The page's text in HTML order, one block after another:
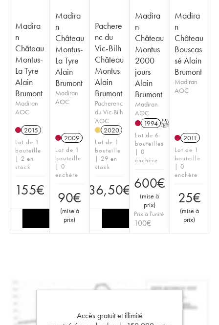
Madira
n
Château
Montus-
La Tyre
Alain
Brumont
Madiran
AOC
2015
Lot de 1
bouteille
| 2 en
stock
155€
Madira
n
Château
Montus-
La Tyre
Alain
Brumont
Madiran
AOC
2009
Lot de 1
bouteille
| 0
enchère
90€
(mise à
prix)
Pachere
nc du
Vic-Bilh
Château
Montus
Alain
Brumont
Pacherenc
du Vic-Bilh
AOC
2020
Lot de 1
bouteille
| 29 en
stock
36,50€
Madira
n
Château
Montus
2000
jours
Alain
Brumont
Madiran
AOC
1994 T
Lot de 6
bouteilles
| 0
enchère
600€
(mise à
prix)
Prix à l'unité
100€
Madira
n
Château
Bouscas
sé Alain
Brumont
Madiran
AOC
2011
Lot de 1
bouteille
| 0
enchère
25€
(mise à
prix)
Accès gratuit et illimité